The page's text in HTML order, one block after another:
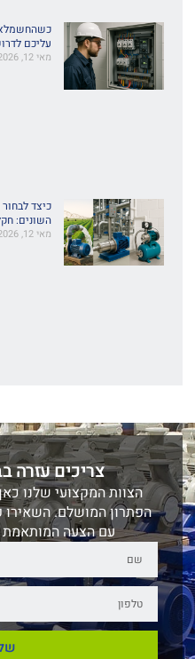
עליכם
מאי 12, 2026
כיצד
השונים:
מאי 12, 2026
צריכים עזרה
הצוות המקצועי שלנו
הפתרון המושלם. השאירו
עם הצעה המותאמת